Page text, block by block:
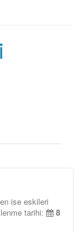
ise eskileri
tarihi:
8